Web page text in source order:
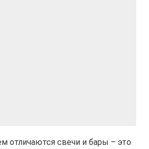
отличаются свечи и бары – это